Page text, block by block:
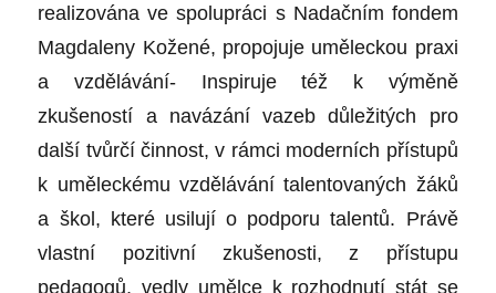
realizována ve spolupráci s Nadačním fondem
Magdaleny Kožené, propojuje uměleckou praxi
a vzdělávání- Inspiruje též k výměně
zkušeností a navázání vazeb důležitých pro
další tvůrčí činnost, v rámci moderních přístupů
k uměleckému vzdělávání talentovaných žáků
a škol, které usilují o podporu talentů. Právě
vlastní pozitivní zkušenosti, z přístupu
pedagogů, vedly umělce k rozhodnutí stát se